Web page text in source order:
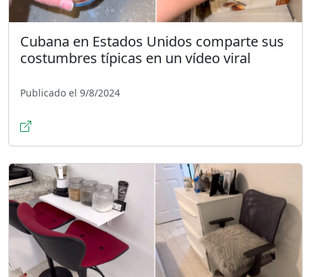
Cubana en Estados Unidos comparte sus
costumbres típicas en un vídeo viral
Publicado el 9/8/2024